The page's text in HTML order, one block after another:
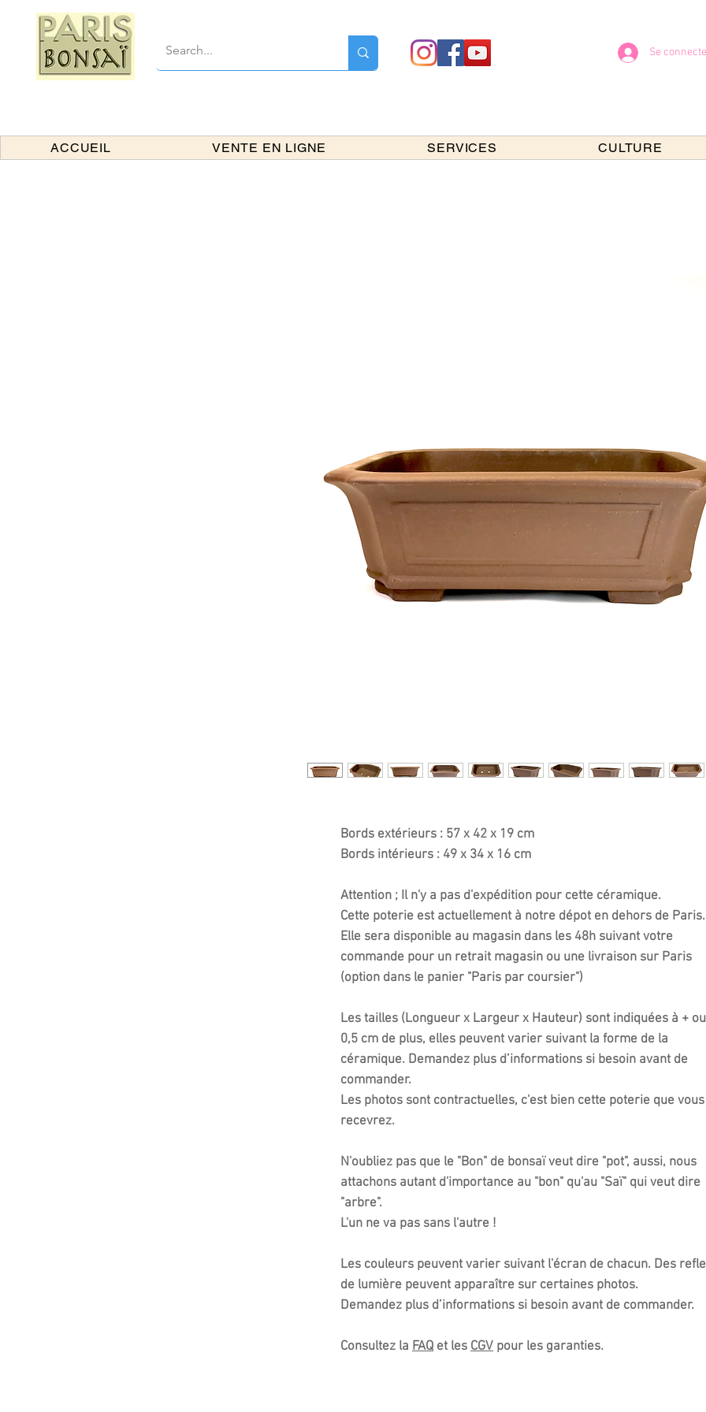
Se
ACCUEIL VENTE EN LIGNE SERVICES CULTURE
Bords extérieurs : 57 x 42 x 19 cm
Bords intérieurs : 49 x 34 x 16 cm
Attention ; Il n'y a pas d'expédition pour cette céramique.
Cette poterie est actuellement à notre dépot en dehors de Paris.
Elle sera disponible au magasin dans les 48h suivant votre
commande pour un retrait magasin ou une livraison sur Paris
(option dans le panier "Paris par coursier")
Les tailles (Longueur x Largeur x Hauteur) sont indiquées à +
0,5 cm de plus, elles peuvent varier suivant la forme de la
céramique. Demandez plus d’informations si besoin avant de
commander.
Les photos sont contractuelles, c'est bien cette poterie que vous
recevrez.
N'oubliez pas que le "Bon" de bonsaï veut dire "pot", aussi, nous
attachons autant d'importance au "bon" qu'au "Saï" qui veut dire
"arbre".
L'un ne va pas sans l'autre !​
Les couleurs peuvent varier suivant l'écran de chacun. Des
de lumière peuvent apparaître sur certaines photos.
Demandez plus d’informations si besoin avant de commander.
Consultez la FAQet les CGV pour les garanties.